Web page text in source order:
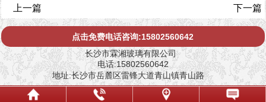
上一篇 下一篇
点击免费电话咨询:15802560642
长沙市霖湘玻璃有限公司
电话:15802560642
地址:长沙市岳麓区雷锋大道青山镇青山路